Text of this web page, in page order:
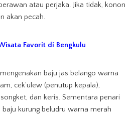
atau perjaka. Jika tidak, konon
akan pecah.
Favorit di Bengkulu
baju jas belango warna
cek’ulew (penutup kepala),
dan keris. Sementara penari
kurung beludru warna merah